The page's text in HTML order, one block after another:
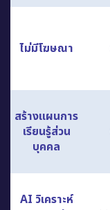
ไม่มีโฆษณา
สร้างแผนการ
เรียนรู้ส่วน
บุคคล
AI วิเคราะห์